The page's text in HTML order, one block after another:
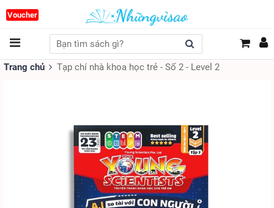
Voucher
Trang chủ Tạp chí nhà khoa học trẻ - Số 2 - Level 2